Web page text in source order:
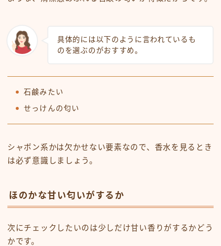
具体的には以下のように言われているも
のを選ぶのがおすすめ。
石鹸みたい
せっけんの匂い
シャボン系かは欠かせない要素なので、香水を見るとき
は必ず意識しましょう。
ほのかな甘い匂いがするか
次にチェックしたいのは少しだけ甘い香りがするかどう
かです。